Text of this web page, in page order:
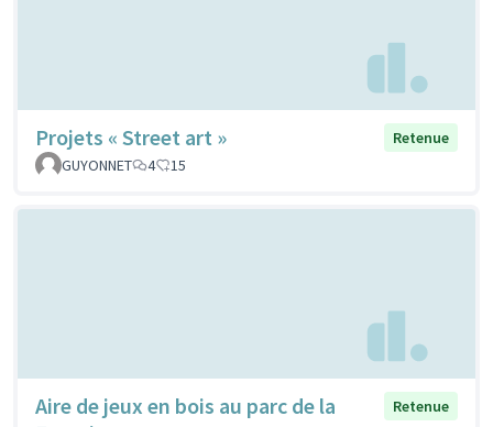
Projets « Street art »
Retenue
GUYONNET
4 15
Aire de jeux en bois au parc de la
Retenue